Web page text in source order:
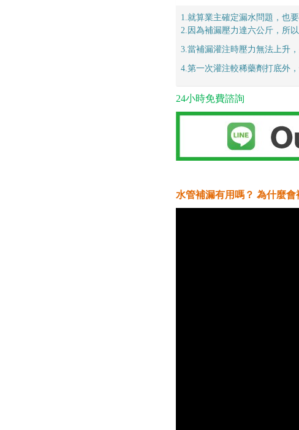
1.就算業主確定漏水問題，也
2.因為補漏壓力達六公斤，所
3.當補漏灌注時壓力無法上升
4.第一次灌注較稀藥劑打底外
24小時免費諮詢
水管補漏有用嗎？ 為什麼會